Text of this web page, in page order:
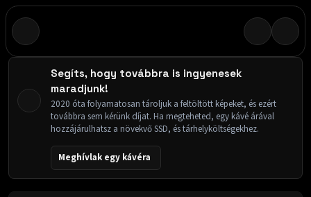
Segíts, hogy továbbra is ingyenesek
maradjunk!
2020 óta folyamatosan tároljuk a feltöltött képeket, és ezért
továbbra sem kérünk díjat. Ha megteheted, egy kávé árával
hozzájárulhatsz a növekvő SSD, és tárhelyköltségekhez.
Meghívlak egy kávéra